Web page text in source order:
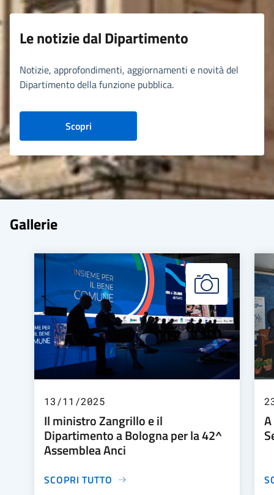
Le notizie dal Dipartimento
Notizie, approfondimenti, aggiornamenti e novità del
Dipartimento della funzione pubblica.
Scopri
Gallerie
13/11/2025
Il ministro Zangrillo e il
Dipartimento a Bologna per la 42^
Assemblea Anci
SCOPRI TUTTO